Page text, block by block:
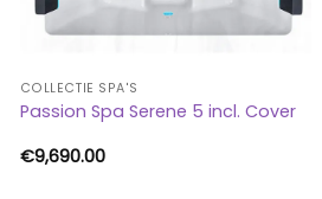
COLLECTIE SPA'S
Passion Spa Serene 5 incl. Cover
€9,690.00